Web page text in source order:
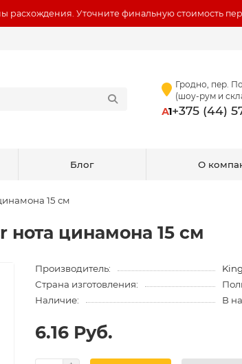
Уточните финальную стоимость
Гродно, пер.
(шоу-рум и
А1+375 (44)
Блог О
15 см
цинамона 15 см
Производитель:
Страна изготовления:
Наличие:
В
6.16 Руб.